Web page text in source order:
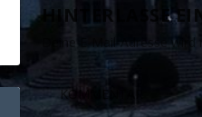
HINTERLASSE
Deine E-Mail-Adresse